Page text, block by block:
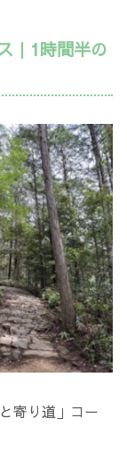
｜1時間半の
寄り道」コー